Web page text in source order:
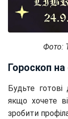
Фото:
Гороскоп
Будьте
якщо хочете
зробити